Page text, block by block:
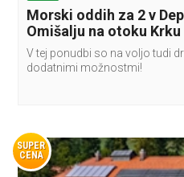
Morski oddih za 2 v
Omišalju na otoku Krku
V tej ponudbi so na voljo tudi
dodatnimi možnostmi!
SUPER
CENA